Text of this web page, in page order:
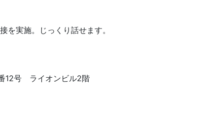
を実施。じっくり話せます。
12号 ライオンビル2階